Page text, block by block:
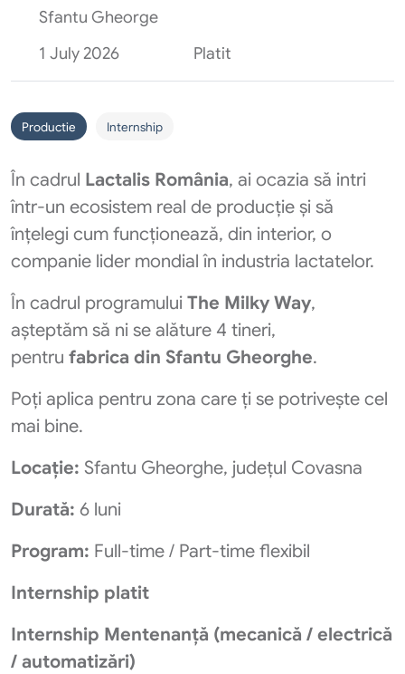
Sfantu Gheorge
1 July 2026
Platit
Productie Internship
În cadrul Lactalis România, ai ocazia să intri
într-un ecosistem real de producție și să
înțelegi cum funcționează, din interior, o
companie lider mondial în industria lactatelor.
În cadrul programului The Milky Way,
așteptăm să ni se alăture 4 tineri,
pentru fabrica din Sfantu Gheorghe.
Poți aplica pentru zona care ți se potrivește cel
mai bine.
Locație: Sfantu Gheorghe, județul Covasna
Durată: 6 luni
Program: Full-time / Part-time flexibil
Internship platit
Internship Mentenanță (mecanică / electrică
/ automatizări)